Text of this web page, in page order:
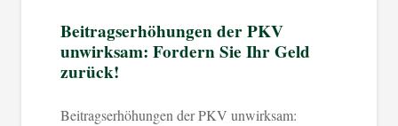
Beitragserhöhungen der PKV
unwirksam: Fordern Sie Ihr Geld
zurück!
Beitragserhöhungen der PKV unwirksam: